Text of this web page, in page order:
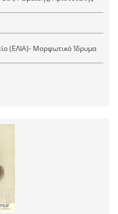
(ΕΛΙΑ)- Μορφωτικό Ίδρυμα